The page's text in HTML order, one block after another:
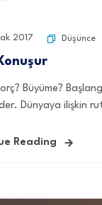
2017 Düşünce
Büyüme?
Dünyaya ilişkin
Reading